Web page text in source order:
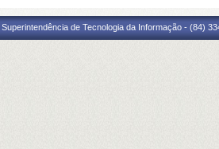
Superintendência de Tecnologia da Informação - (84)